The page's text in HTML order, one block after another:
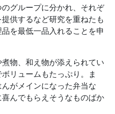
グループに分かれ、それぞ
供するなど研究を重ねたも
を最低一品入れることを申
物、和え物が添えられてい
リュームもたっぷり。ま
がメインになった弁当な
んでもらえそうなものばか